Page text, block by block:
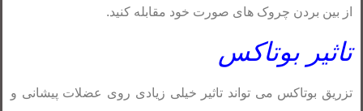
از بین بردن چروک های صورت خود مقابله کنید.
تاثیر بوتاکس
تزریق بوتاکس می تواند تاثیر خیلی زیادی روی عضلات پیشانی و